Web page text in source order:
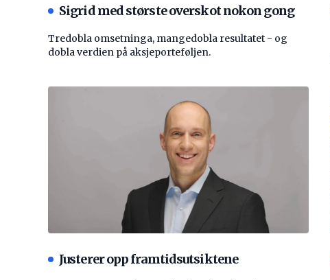
Sigrid med største overskot nokon gong
Tredobla omsetninga, mangedobla resultatet - og
dobla verdien på aksjeporteføljen.
Justerer opp framtidsutsiktene